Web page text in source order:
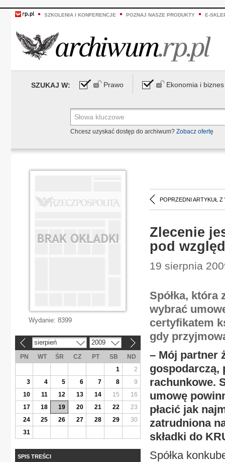
SZKOLENIA I KONFERENCJE POZNAJ NASZE PRODUKTY E-
SZUKAJ W: Prawo Ekonomia i biznes
Chcesz uzyskać dostęp do archiwum? Zobacz ofertę
POPRZEDNI ARTYKUŁ Z
Zlecenie
pod
19 sierpnia
Spółka,
wybrać
certyfikatem
gdy
– Mój partner
gospodarczą,
rachunkowe.
umowę
płacić jak
zatrudniona
składki do
Spółka
Wydanie: 8399
sierpień 2009
PN WT ŚR CZ PT SB
ND
1
2
3
4 5 6 7 8
9
10
11 12 13 14 15
16
17
18 19 20 21 22
23
24
25 26 27 28 29
30
31
SPIS TREŚCI